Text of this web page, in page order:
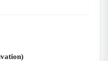
(Self Motivation)